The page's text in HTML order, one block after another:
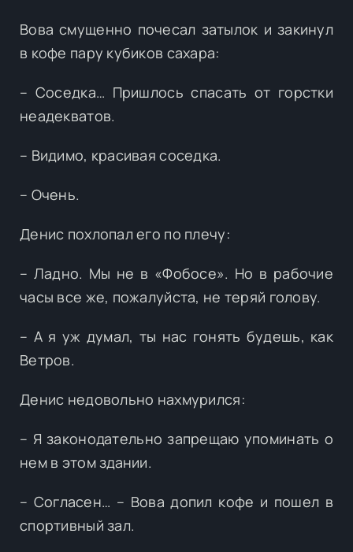
Вова смущенно почесал затылок и закинул
в кофе пару кубиков сахара:
– Соседка… Пришлось спасать от горстки
неадекватов.
– Видимо, красивая соседка.
– Очень.
Денис похлопал его по плечу:
– Ладно. Мы не в «Фобосе». Но в рабочие
часы все же, пожалуйста, не теряй голову.
– А я уж думал, ты нас гонять будешь, как
Ветров.
Денис недовольно нахмурился:
– Я законодательно запрещаю упоминать о
нем в этом здании.
– Согласен… – Вова допил кофе и пошел в
спортивный зал.